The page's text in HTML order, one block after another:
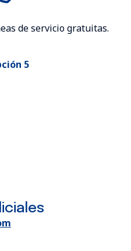
de servicio gratuitas.
5